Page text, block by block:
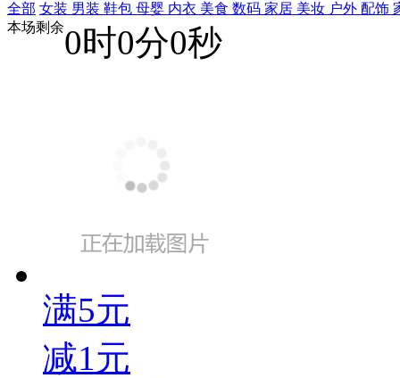
全部 女装 男装 鞋包 母婴 内衣 美食 数码 家居 美妆 户外 配饰
本场剩余0时0分0秒
满5元
减1元